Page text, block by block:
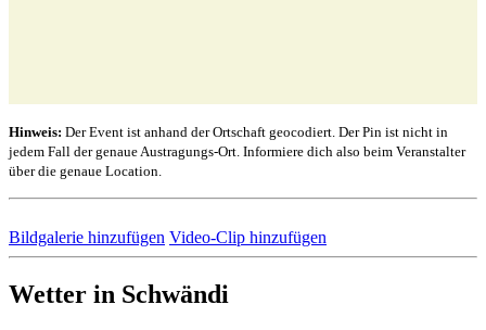
Hinweis: Der Event ist anhand der Ortschaft geocodiert. Der Pin ist nicht in
jedem Fall der genaue Austragungs-Ort. Informiere dich also beim Veranstalter
über die genaue Location.
Bildgalerie hinzufügen Video-Clip hinzufügen
Wetter in Schwändi